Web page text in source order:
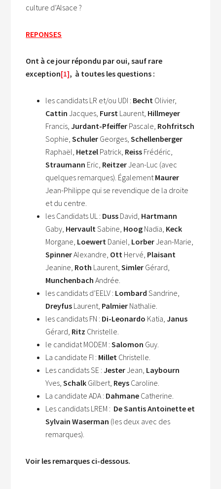
culture d’Alsace ?
REPONSES
Ont à ce jour répondu par oui, sauf rare
exception[1], à toutes les questions :
les candidats LR et/ou UDI : Becht Olivier,
Cattin Jacques, Furst Laurent, Hillmeyer
Francis,Jurdant-Pfeiffer Pascale, Rohfritsch
Sophie,Schuler Georges,Schellenberger
Raphaël, Hetzel Patrick, Reiss Frédéric,
Straumann Eric, ReitzerJean-Luc (avec
quelques remarques). ÉgalementMaurer
Jean-Philippe qui se revendique de la droite
et du centre.
les Candidats UL : Duss David, Hartmann
Gaby, HervaultSabine, Hoog Nadia, Keck
Morgane, Loewert Daniel, LorberJean-Marie,
SpinnerAlexandre, Ott Hervé, Plaisant
Jeanine, Roth Laurent,Simler Gérard,
Munchenbach Andrée.
les candidats d’EELV : LombardSandrine,
Dreyfus Laurent, Palmier Nathalie.
les candidats FN : Di-Leonardo Katia,Janus
Gérard, Ritz Christelle.
le candidat MODEM :Salomon Guy.
La candidate FI : Millet Christelle.
Les candidats SE :JesterJean, Laybourn
Yves,Schalk Gilbert, Reys Caroline.
La candidate ADA : Dahmane Catherine.
Les candidats LREM : De Santis Antoinette et
Sylvain Waserman (les deux avec des
remarques).
Voir les remarques ci-dessous.